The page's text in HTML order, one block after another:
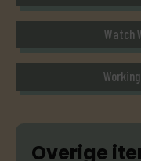
Watch
Overige